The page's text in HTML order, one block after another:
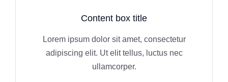
Content box title
Lorem ipsum dolor sit amet, consectetur
adipiscing elit. Ut elit tellus, luctus nec
ullamcorper.